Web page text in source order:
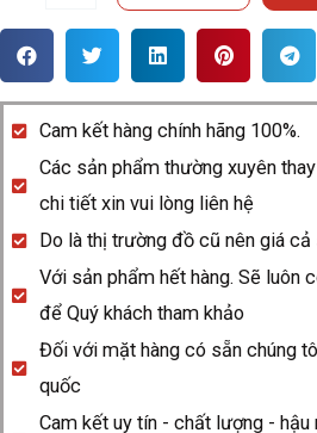
Rado
115.0188.3.011
quantity
Cam kết hàng chính hãng 100%.
Các sản phẩm thường xuyên
chi tiết xin vui lòng liên hệ
Do là thị trường đồ cũ nên giá
Với sản phẩm hết hàng. Sẽ luôn
để Quý khách tham khảo
Đối với mặt hàng có sẵn chúng
quốc
Cam kết uy tín - chất lượng -